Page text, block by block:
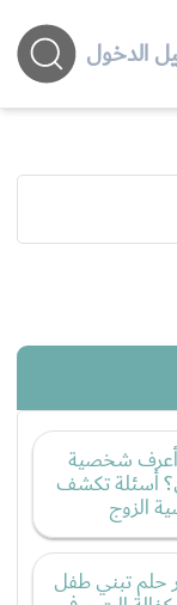
الدخول
شخصية
أسئلة تكشف
الزوج
حلم تبني طفل